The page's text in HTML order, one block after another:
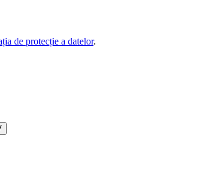
de protecție a datelor.